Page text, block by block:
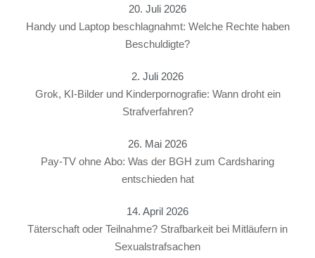
20. Juli 2026
Handy und Laptop beschlagnahmt: Welche Rechte haben
Beschuldigte?
2. Juli 2026
Grok, KI-Bilder und Kinderpornografie: Wann droht ein
Strafverfahren?
26. Mai 2026
Pay-TV ohne Abo: Was der BGH zum Cardsharing
entschieden hat
14. April 2026
Täterschaft oder Teilnahme? Strafbarkeit bei Mitläufern in
Sexualstrafsachen